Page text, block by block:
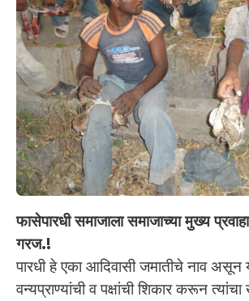
फासेपारधी समाजाला समाजाच्या मुख्य
गरज.!
पारधी हे एका आदिवासी जमातीचे नाव असून
वन्यप्राण्यांची व पक्षांची शिकार करून